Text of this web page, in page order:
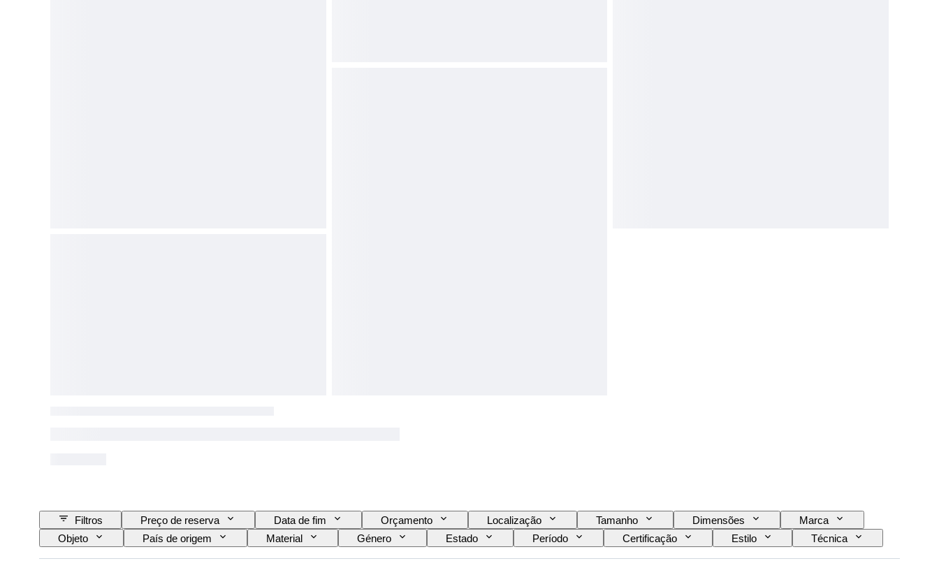
Filtros Preço de reserva Data de fim Orçamento Localização Tamanho Dimensões
Marca
Objeto
País de origem Material Género Estado Período Certificação Estilo
Técnica
Assinatura
Cor Movimento do relógio Original/Réplica Era Estilo de crescimento
Vendido por